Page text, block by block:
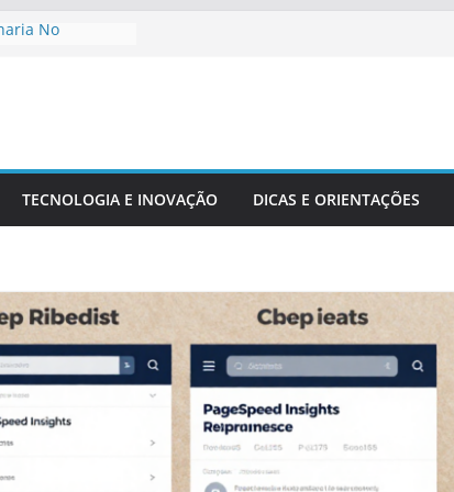
No
Civil Na
Aplicadas
TECNOLOGIA E INOVAÇÃO DICAS E ORIENTAÇÕES